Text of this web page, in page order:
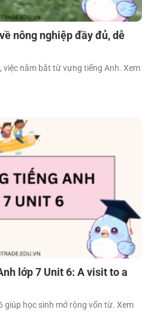
nông nghiệp đầy đủ, dễ
việc nắm bắt từ vựng tiếng Anh. Xem
lớp 7 Unit 6: A visit to a
giúp học sinh mở rộng vốn từ. Xem